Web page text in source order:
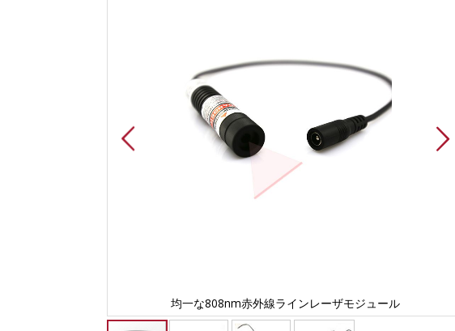
均一な808nm赤外線ラインレーザモジュール